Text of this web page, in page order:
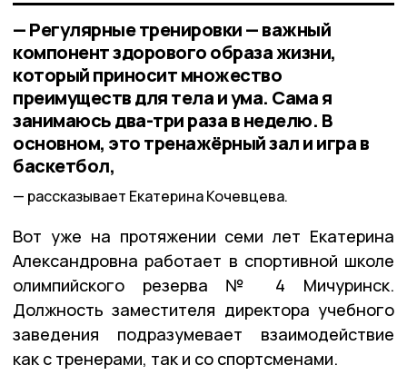
— Регулярные тренировки — важный
компонент здорового образа жизни,
который приносит множество
преимуществ для тела и ума. Сама я
занимаюсь два-три раза в неделю. В
основном, это тренажёрный зал и игра в
баскетбол,
рассказывает Екатерина Кочевцева.
Вот уже на протяжении семи лет Екатерина
Александровна работает в спортивной школе
олимпийского резерва № 4 Мичуринск.
Должность заместителя директора учебного
заведения подразумевает взаимодействие
как с тренерами, так и со спортсменами.